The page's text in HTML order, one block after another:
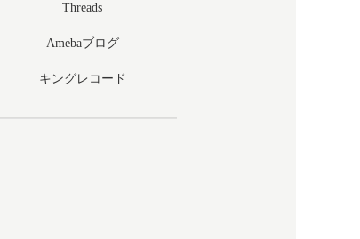
Threads
Amebaブログ
キングレコード